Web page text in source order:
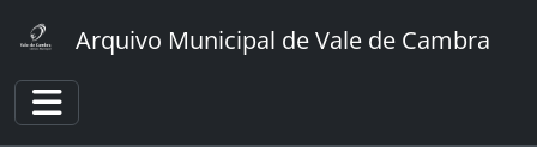
Arquivo Municipal de Vale de Cambra
Toggle navigation